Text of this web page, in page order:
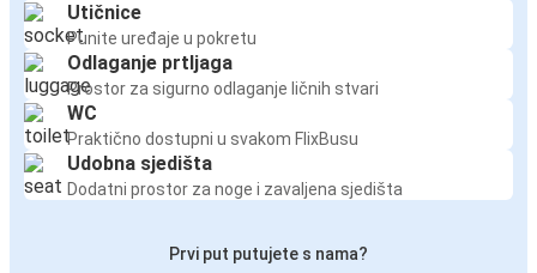
Utičnice
Punite uređaje u pokretu
Odlaganje prtljaga
Prostor za sigurno odlaganje ličnih stvari
WC
Praktično dostupni u svakom FlixBusu
Udobna sjedišta
Dodatni prostor za noge i zavaljena sjedišta
Prvi put putujete s nama?